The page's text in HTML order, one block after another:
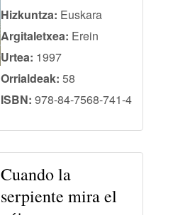
Hizkuntza: Euskara
Argitaletxea: Erein
Urtea: 1997
Orrialdeak: 58
ISBN: 978-84-7568-741-4
Cuando la
serpiente mira el